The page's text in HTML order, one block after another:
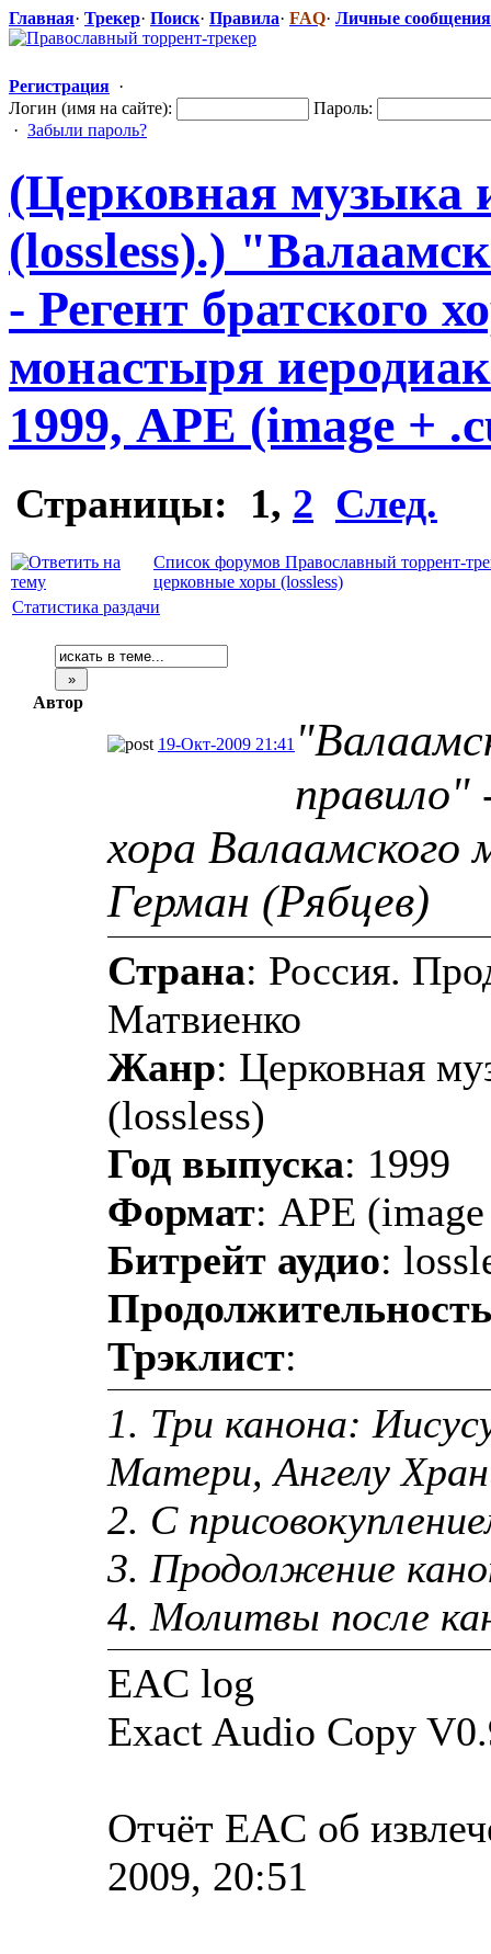
Главная· Трекер· Поиск· Правила· FAQ· Личные сообщения
Регистрация ·
Логин (имя на сайте):
Пароль:
· Забыли пароль?
(Церковная музыка
(lossless).) "Валаамс
- Регент братского
монастыря
1999, APE (image +
Страницы: 1, 2 След.
Список форумов Православный торрент-
церковные хоры (lossless)
Статистика раздачи
Автор
19-Окт-2009 21:41
правило"
хора Валаамского
Герман (Рябцев)
Страна: Россия.
Матвиенко
Жанр: Церковная
(lossless)
Год выпуска: 1999
Формат: APE
Битрейт аудио:
Продолжительность
Трэклист:
1. Три канона:
Матери, Ангелу
2. С
3. Продолжение
4. Молитвы после
EAC log
Exact Audio Copy
Отчёт EAC об
2009, 20:51